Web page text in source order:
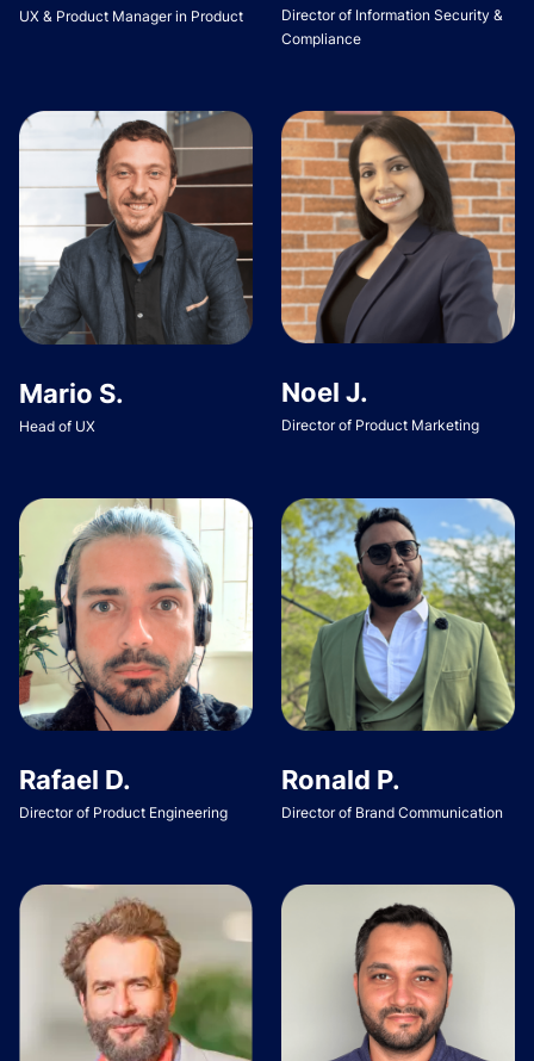
UX & Product Manager in Product
Director of Information Security &
Compliance
Mario S.
Head of UX
Noel J.
Director of Product Marketing
Rafael D.
Director of Product Engineering
Ronald P.
Director of Brand Communication